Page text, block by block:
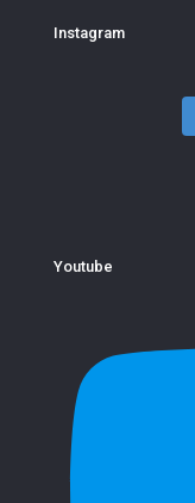
Instagram
Youtube